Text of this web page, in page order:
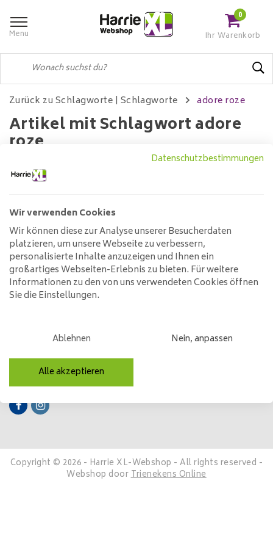
Menu
0
Ihr Warenkorb
Zurück zu Schlagworte | Schlagworte adore roze
Artikel mit Schlagwort adore
roze
Keine Produkte gefunden!...
Kundendienst
Mein Konto
Folge uns
Copyright © 2026 - Harrie XL-Webshop - All rights reserved -
Webshop doorTrienekens Online
Datenschutzbestimmungen
Wir verwenden Cookies
Wir können diese zur Analyse unserer Besucherdaten
platzieren, um unsere Webseite zu verbessern,
personalisierte Inhalte anzuzeigen und Ihnen ein
großartiges Webseiten-Erlebnis zu bieten. Für weitere
Informationen zu den von uns verwendeten Cookies öffnen
Sie die Einstellungen.
Ablehnen Nein, anpassen
Alle akzeptieren